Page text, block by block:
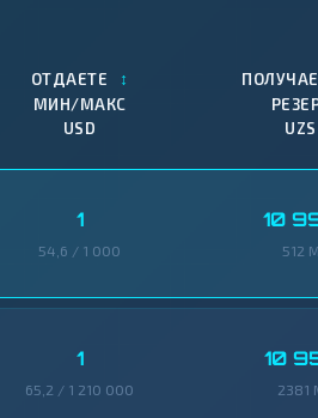
ОТДАЕТЕ ↕
МИН/МАКС
USD
UZS
1
54,6 / 1 000
10
512 M
1
65,2 / 1 210 000
10
2381